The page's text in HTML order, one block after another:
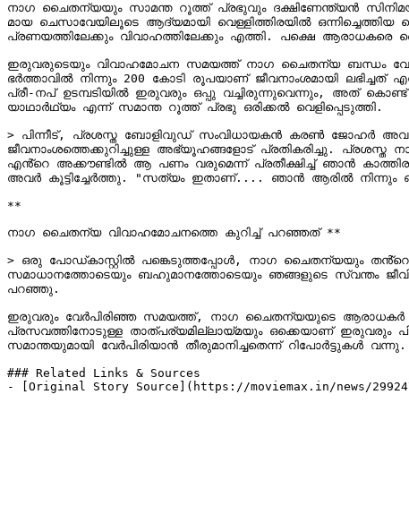
നാഗ ചൈതന്യയും സാമന്ത റൂത്ത് പ്രഭുവും ദക്ഷിണേന്ത്യൻ
മായ ചെസാവേയിലൂടെ ആദ്യമായി വെള്ളിത്തിരയിൽ
പ്രണയത്തിലേക്കും വിവാഹത്തിലേക്കും എത്തി. പക്ഷെ
ഇരുവരുടെയും വിവാഹമോചന സമയത്ത് നാഗ ചൈതന്യ ബന്ധം
ഭർത്താവിൽ നിന്നും 200 കോടി രൂപയാണ് ജീവനാംശമായി
പ്രീ-നപ് ഉടമ്പടിയിൽ ഇരുവരും ഒപ്പു വച്ചിരുന്നുവെന്നും, അത്
യാഥാർഥ്യം എന്ന് സമാന്ത റൂത്ത് പ്രഭു ഒരിക്കൽ വെളിപ്പെടുത്തി.
> പിന്നീട്, പ്രശസ്ത ബോളിവുഡ് സംവിധായകൻ കരൺ ജോഹർ
ജീവനാംശത്തെക്കുറിച്ചുള്ള അഭ്യൂഹങ്ങളോട് പ്രതികരിച്ചു.
എൻ്റെ അക്കൗണ്ടിൽ ആ പണം വരുമെന്ന് പ്രതീക്ഷിച്ച് ഞാൻ
അവർ കൂട്ടിച്ചേർത്തു. "സത്യം ഇതാണ്.... ഞാൻ ആരിൽ നിന്നും
**
നാഗ ചൈതന്യ വിവാഹമോചനത്തെ കുറിച്ച് പറഞ്ഞത് **
> ഒരു പോഡ്‌കാസ്റ്റിൽ പങ്കെടുത്തപ്പോൾ, നാഗ ചൈതന്യയും തൻ്റെ ഭാഗം വ്യക്തമാക്കിയിരുന്നു. "ഞങ്ങൾ രണ്ടുപേരും വേർപിരിയാൻ തീരുമാനിച്ചു, പരസ്പരം ബഹുമാനിക്കാനും. ഞങ്ങൾ
സമാധാനത്തോടെയും ബഹുമാനത്തോടെയും ഞങ്ങളുടെ സ്വന്തം
പറഞ്ഞു.
ഇരുവരും വേർപിരിഞ്ഞ സമയത്ത്, നാഗ ചൈതന്യയുടെ ആരാധകർ
പ്രസവത്തിനോടുള്ള താത്പര്യമില്ലായ്മയും ഒക്കെയാണ്
സമാന്തയുമായി വേർപിരിയാൻ തീരുമാനിച്ചതെന്ന്
### Related Links & Sources
- [Original Story Source](https://moviemax.in/news/